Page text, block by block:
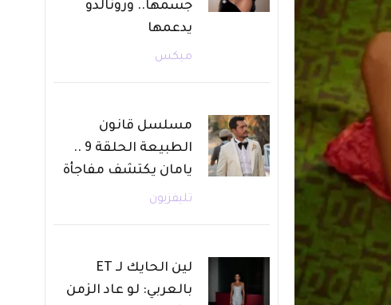
جسمها.. ورونالدو
يدعمها
ميكس
مسلسل قانون
الطبيعة الحلقة 9 ..
يامان يكتشف مفاجأة
تليفزيون
لين الحايك لـ ET
بالعربي: لو عاد الزمن